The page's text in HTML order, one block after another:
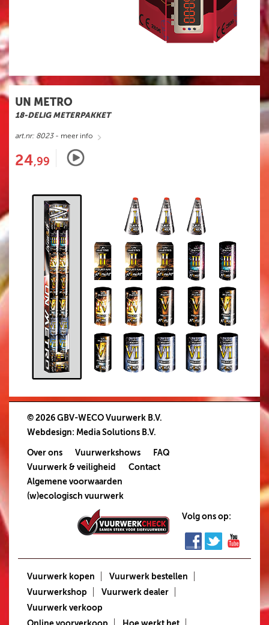
UN METRO
18-DELIG METERPAKKET
art.nr: 8023- meer info
24,99
© 2026 GBV-WECO Vuurwerk B.V.
Webdesign: Media Solutions B.V.
Over ons Vuurwerkshows
FAQ
Vuurwerk & veiligheid
Contact
Algemene voorwaarden
(w)ecologisch vuurwerk
Volg ons op:
Vuurwerk kopen
Vuurwerk bestellen
Vuurwerkshop
Vuurwerk dealer
Vuurwerk verkoop